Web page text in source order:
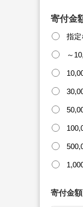
寄付金
指定
～
寄付金